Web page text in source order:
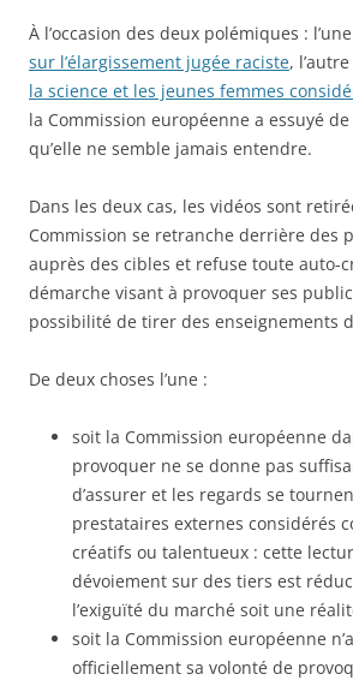
À l’occasion des deux polémiques :
sur l’élargissement jugée raciste,
la science et les jeunes femmes
la Commission européenne a essuyé
qu’elle ne semble jamais entendre.
Dans les deux cas, les vidéos sont
Commission se retranche derrière des
auprès des cibles et refuse toute auto-
démarche visant à provoquer ses
possibilité de tirer des enseignements
De deux choses l’une :
soit la Commission européenne
provoquer ne se donne pas
d’assurer et les regards se
prestataires externes considérés
créatifs ou talentueux : cette
dévoiement sur des tiers est
l’exiguïté du marché soit une
soit la Commission européenne
officiellement sa volonté de